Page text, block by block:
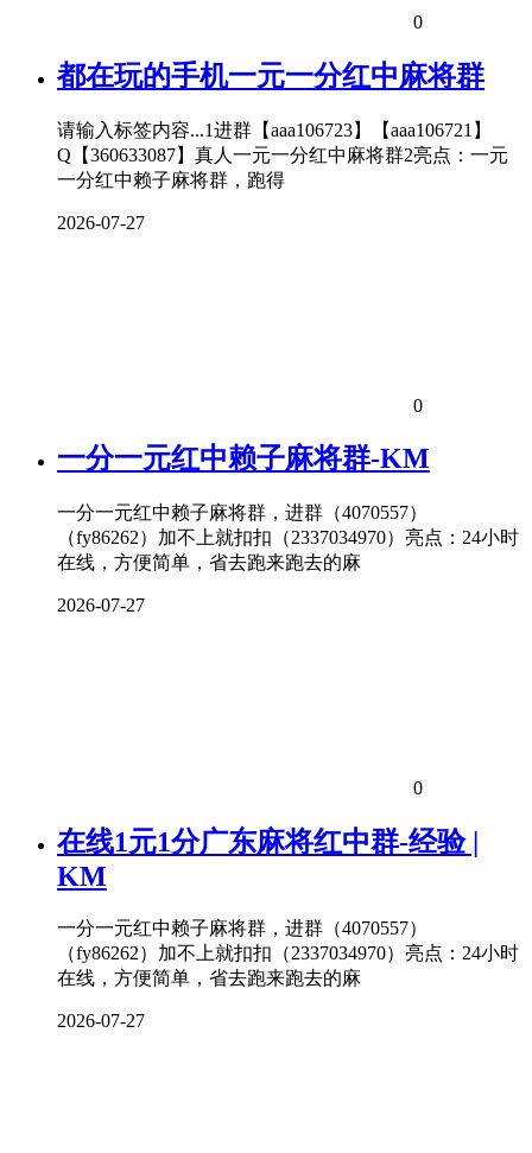
0
都在玩的手机一元一分红中麻将群
请输入标签内容...1进群【aaa106723】【aaa106721】
Q【360633087】真人一元一分红中麻将群2亮点：一元
一分红中赖子麻将群，跑得
2026-07-27
0
一分一元红中赖子麻将群-KM
一分一元红中赖子麻将群，进群（4070557）
（fy86262）加不上就扣扣（2337034970）亮点：24小时
在线，方便简单，省去跑来跑去的麻
2026-07-27
0
在线1元1分广东麻将红中群-经验 |
KM
一分一元红中赖子麻将群，进群（4070557）
（fy86262）加不上就扣扣（2337034970）亮点：24小时
在线，方便简单，省去跑来跑去的麻
2026-07-27